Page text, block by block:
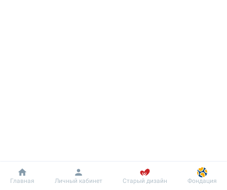
Добробут Информация Пациенту
Главная Личный кабинет Старый дизайн Фондация